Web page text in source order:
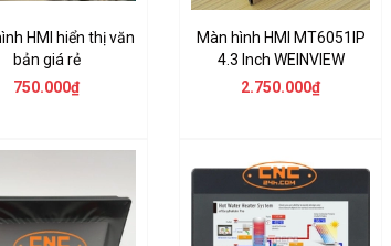
HMI hiển thị văn
bản giá rẻ
750.000₫
Màn hình HMI MT6051IP
4.3 Inch WEINVIEW
2.750.000₫